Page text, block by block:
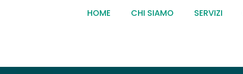
HOME CHI SIAMO SERVIZI